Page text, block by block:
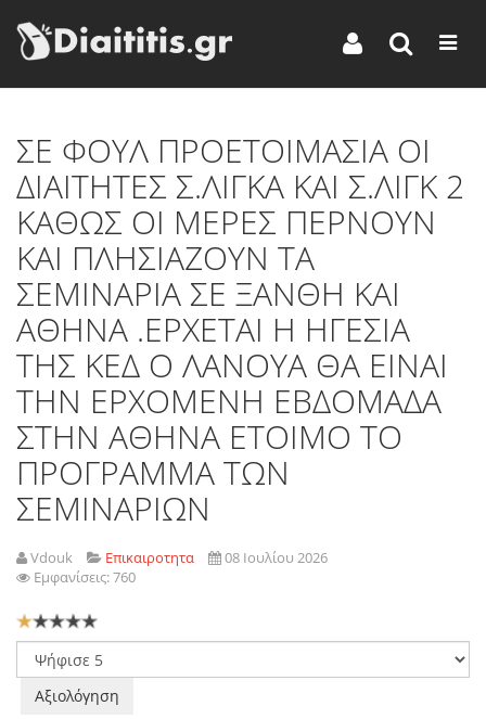
ΣΕ ΦΟΥΛ ΠΡΟΕΤΟΙΜΑΣΙΑ ΟΙ
ΔΙΑΙΤΗΤΕΣ Σ.ΛΙΓΚΑ ΚΑΙ Σ.ΛΙΓΚ 2
ΚΑΘΩΣ ΟΙ ΜΕΡΕΣ ΠΕΡΝΟΥΝ
ΚΑΙ ΠΛΗΣΙΑΖΟΥΝ ΤΑ
ΣΕΜΙΝΑΡΙΑ ΣΕ ΞΑΝΘΗ ΚΑΙ
ΑΘΗΝΑ .ΕΡΧΕΤΑΙ Η ΗΓΕΣΙΑ
ΤΗΣ ΚΕΔ Ο ΛΑΝΟΥΑ ΘΑ ΕΙΝΑΙ
ΤΗΝ ΕΡΧΟΜΕΝΗ ΕΒΔΟΜΑΔΑ
ΣΤΗΝ ΑΘΗΝΑ ΕΤΟΙΜΟ ΤΟ
ΠΡΟΓΡΑΜΜΑ ΤΩΝ
ΣΕΜΙΝΑΡΙΩΝ
Vdouk Επικαιροτητα
08 Ιουλίου 2026
Εμφανίσεις: 760
Αξιολόγηση
Χρήστη:1/5
Παρακαλώ
αξιολογήστε